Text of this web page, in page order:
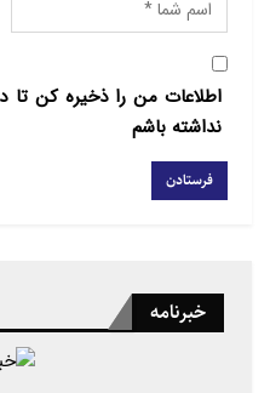
اطلاعات من را ذخیره کن تا
نداشته باشم
خبرنامه